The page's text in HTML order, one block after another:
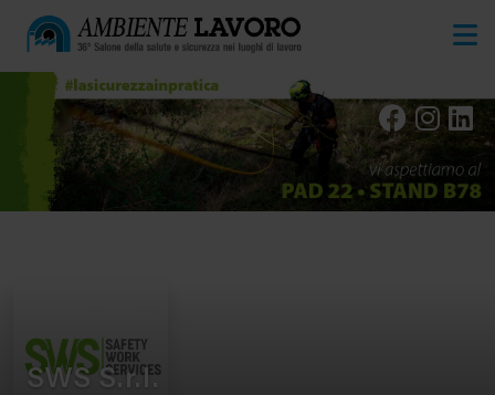
SWS S.r.l.